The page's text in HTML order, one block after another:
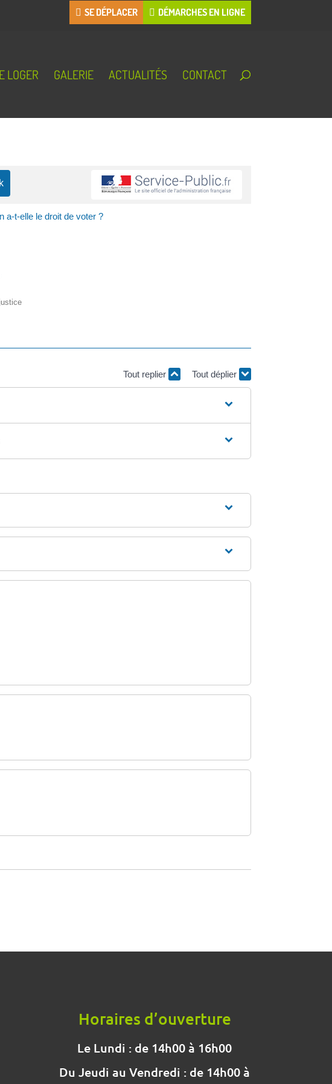
SE DÉPLACER DÉMARCHES EN LIGNE
LOGER GALERIE ACTUALITÉS CONTACT
a-t-elle le droit de voter ?
Tout replier Tout déplier
Horaires d’ouverture
Le Lundi : de 14h00 à 16h00
Du Jeudi au Vendredi : de 14h00 à